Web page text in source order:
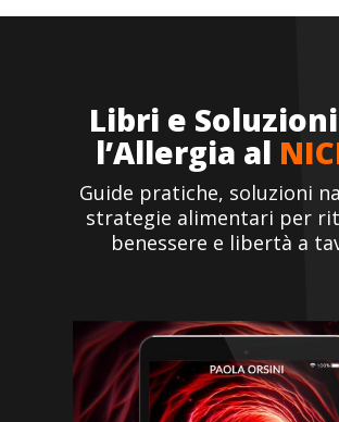
Libri e
l’Allergia al
Guide pratiche, soluzioni
strategie alimentari per
benessere e libertà a